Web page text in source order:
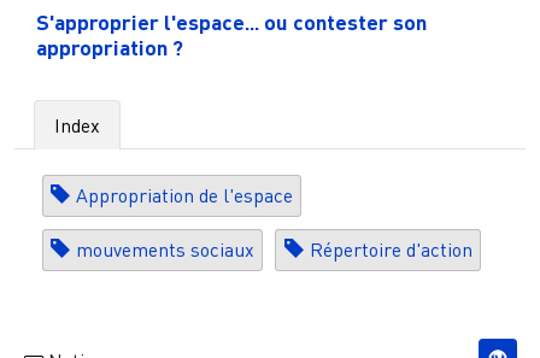
S'approprier l'espace... ou contester son
appropriation ?
Index
Appropriation de l'espace
mouvements sociaux Répertoire d'action